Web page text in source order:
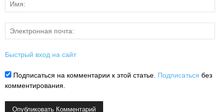
Быстрый вход на сайт
Подписаться на комментарии к этой статье. Подписаться без
комментирования.